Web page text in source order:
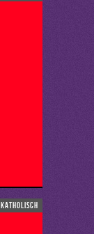
katholisch